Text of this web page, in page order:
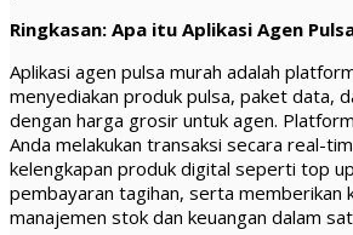
Ringkasan: Apa itu Aplikasi Agen
Aplikasi agen pulsa murah adalah
menyediakan produk pulsa, paket data,
dengan harga grosir untuk agen.
Anda melakukan transaksi secara real-
kelengkapan produk digital seperti top
pembayaran tagihan, serta memberikan
manajemen stok dan keuangan dalam